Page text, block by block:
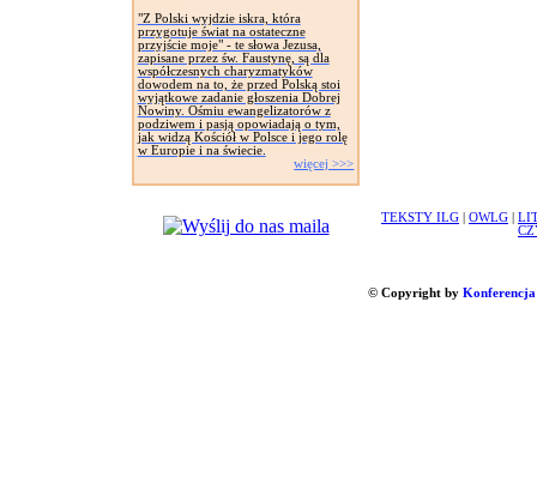
"Z Polski wyjdzie iskra, która
przygotuje świat na ostateczne
przyjście moje" - te słowa Jezusa,
zapisane przez św. Faustynę, są dla
współczesnych charyzmatyków
dowodem na to, że przed Polską stoi
wyjątkowe zadanie głoszenia Dobrej
Nowiny. Ośmiu ewangelizatorów z
podziwem i pasją opowiadają o tym,
jak widzą Kościół w Polsce i jego rolę
w Europie i na świecie.
więcej >>>
TEKSTY ILG OWLG
© Copyright by Konferencja